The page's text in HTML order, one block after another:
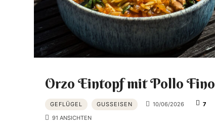
Orzo Eintopf mit Pollo Fino
GEFLÜGEL GUSSEISEN 10/06/2026
7
91 ANSICHTEN